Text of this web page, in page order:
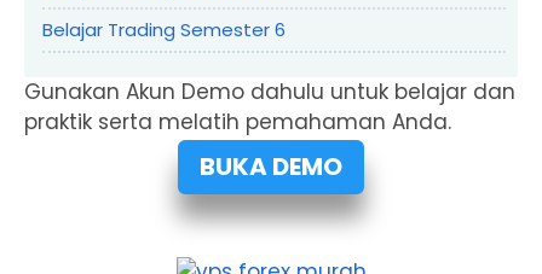
Belajar Trading Semester 6
Gunakan Akun Demo dahulu untuk belajar dan
praktik serta melatih pemahaman Anda.
BUKA DEMO